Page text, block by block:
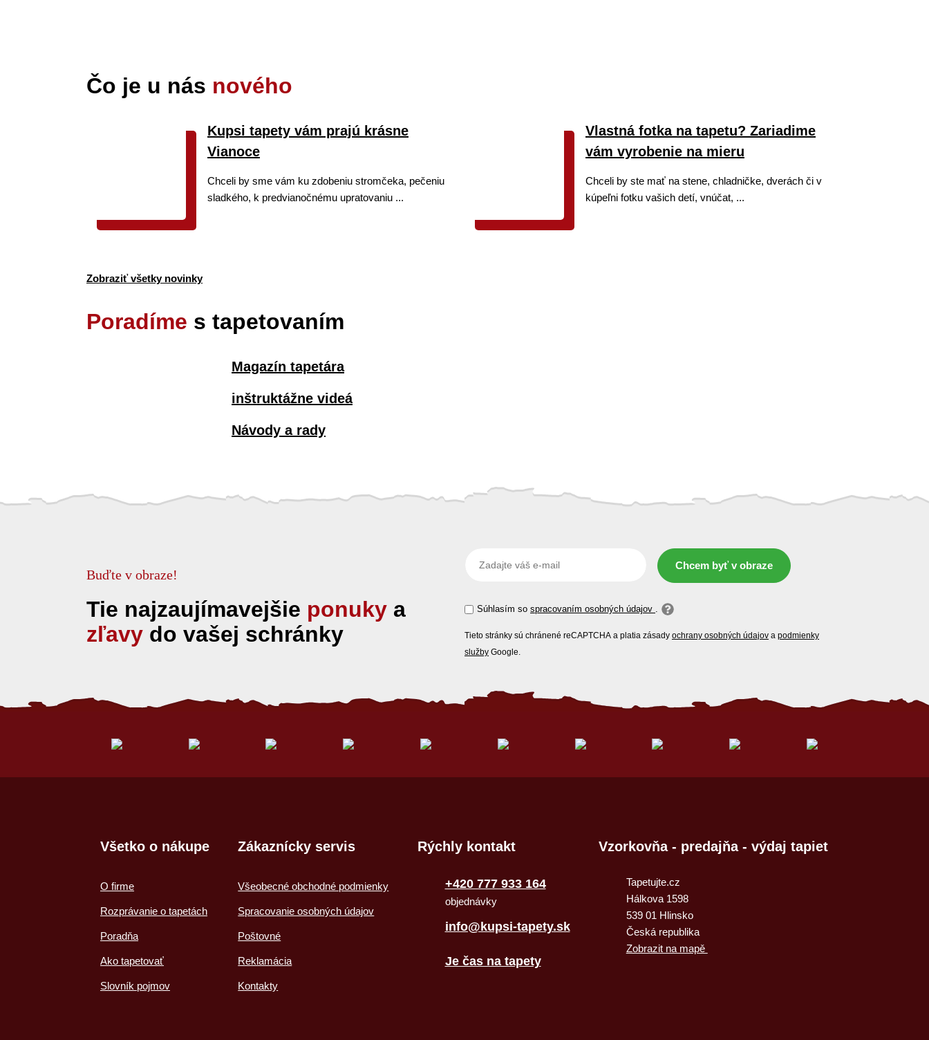
Čo je u nás nového
Kupsi tapety vám prajú krásne
Vianoce
Chceli by sme vám ku zdobeniu stromčeka, pečeniu
sladkého, k predvianočnému upratovaniu ...
Vlastná fotka na tapetu? Zariadime
vám vyrobenie na mieru
Chceli by ste mať na stene, chladničke, dverách či v
kúpeľni fotku vašich detí, vnúčat, ...
Zobraziť všetky novinky
Poradíme s tapetovaním
Magazín tapetára
inštruktážne videá
Návody a rady
Buďte v obraze!
Tie najzaujímavejšie ponuky a
zľavy do vašej schránky
Chcem byť v obraze
Súhlasím so spracovaním osobných údajov .
Tieto stránky sú chránené reCAPTCHA a platia zásady ochrany osobných údajov a podmienky
služby Google.
Všetko o nákupe
O firme
Rozprávanie o tapetách
Poradňa
Ako tapetovať
Slovník pojmov
Zákaznícky servis
Všeobecné obchodné podmienky
Spracovanie osobných údajov
Poštovné
Reklamácia
Kontakty
Rýchly kontakt
+420 777 933 164
objednávky
info@kupsi-tapety.sk
Je čas na tapety
Vzorkovňa - predajňa - výdaj tapiet
Tapetujte.cz
Hálkova 1598
539 01 Hlinsko
Česká republika
Zobrazit na mapě